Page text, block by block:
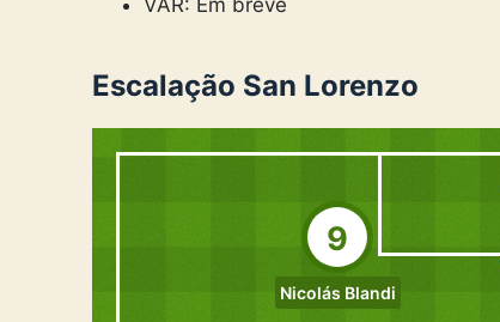
VAR: Em breve
Escalação San Lorenzo
9
Nicolás Blandi